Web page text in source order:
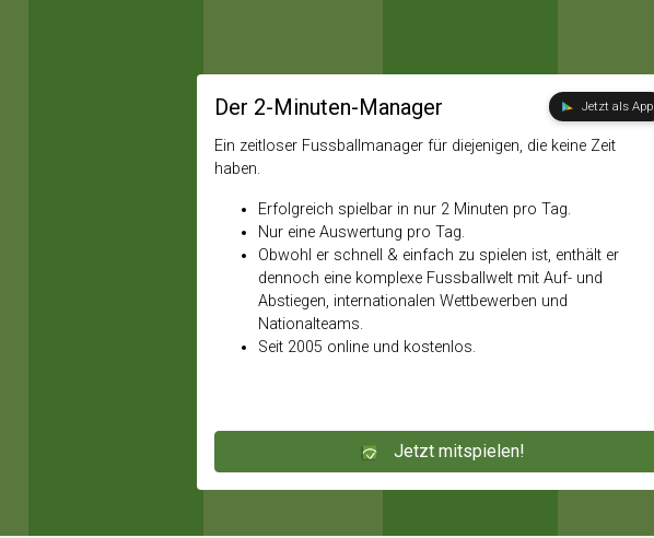
Der 2-Minuten-Manager Jetzt als App
Ein zeitloser Fussballmanager für diejenigen, die keine Zeit
haben.
Erfolgreich spielbar in nur 2 Minuten pro Tag.
Nur eine Auswertung pro Tag.
Obwohl er schnell & einfach zu spielen ist, enthält er
dennoch eine komplexe Fussballwelt mit Auf- und
Abstiegen, internationalen Wettbewerben und
Nationalteams.
Seit 2005 online und kostenlos.
Jetzt mitspielen!